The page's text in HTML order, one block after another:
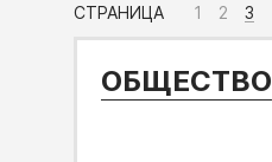
СТРАНИЦА 1 2 3
ОБЩЕСТВО